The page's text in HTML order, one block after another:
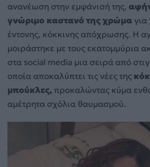
ανανέωση στην εμφάνισή της,
γνώριμο καστανό της χρώμα
έντονης, κόκκινης απόχρωσης. Η
μοιράστηκε με τους εκατομμύρια
στα social media μια σειρά από
οποία αποκαλύπτει τις νέες της
μπούκλες, προκαλώντας κύμα
αμέτρητα σχόλια θαυμασμού.